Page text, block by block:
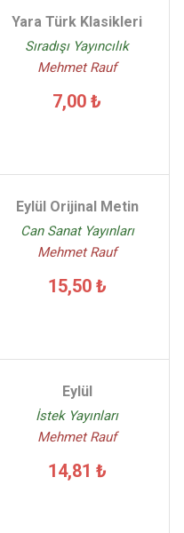
Yara Türk Klasikleri
Sıradışı Yayıncılık
Mehmet Rauf
7,00 ₺
Eylül Orijinal Metin
Can Sanat Yayınları
Mehmet Rauf
15,50 ₺
Eylül
İstek Yayınları
Mehmet Rauf
14,81 ₺